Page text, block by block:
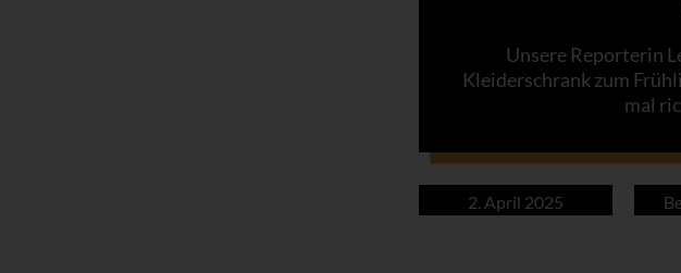
Unsere Reporterin
Kleiderschrank zum
mal
2. April 2025